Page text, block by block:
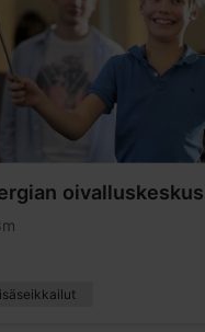
oivalluskeskus